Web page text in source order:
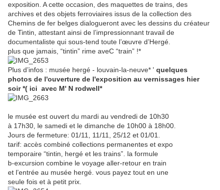
exposition. A cette occasion, des maquettes de trains, des
archives et des objets ferroviaires issus de la collection des
Chemins de fer belges dialogueront avec les dessins du créateur
de Tintin, attestant ainsi de l’impressionnant travail de
documentaliste qui sous-tend toute l’œuvre d’Hergé.
plus que jamais, “tintin” rime aveC “train” !*
Plus d’infos : musée hergé - louvain-la-neuve* ' quelques
photos de l'ouverture de l'exposition au vernissages hier
soir *( ici avec M' N rodwell*
le musée est ouvert du mardi au vendredi de 10h30
à 17h30, le samedi et le dimanche de 10h00 à 18h00.
Jours de fermeture: 01/11, 11/11, 25/12 et 01/01.
tarif: accès combiné collections permanentes et expo
temporaire “tintin, hergé et les trains”. la formule
b-excursion combine le voyage aller-retour en train
et l’entrée au musée hergé. vous payez tout en une
seule fois et à petit prix.